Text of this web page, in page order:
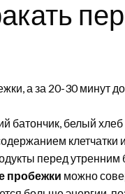
а за 20-30 минут
батончик, белый
клетчатки
перед
пробежки можно